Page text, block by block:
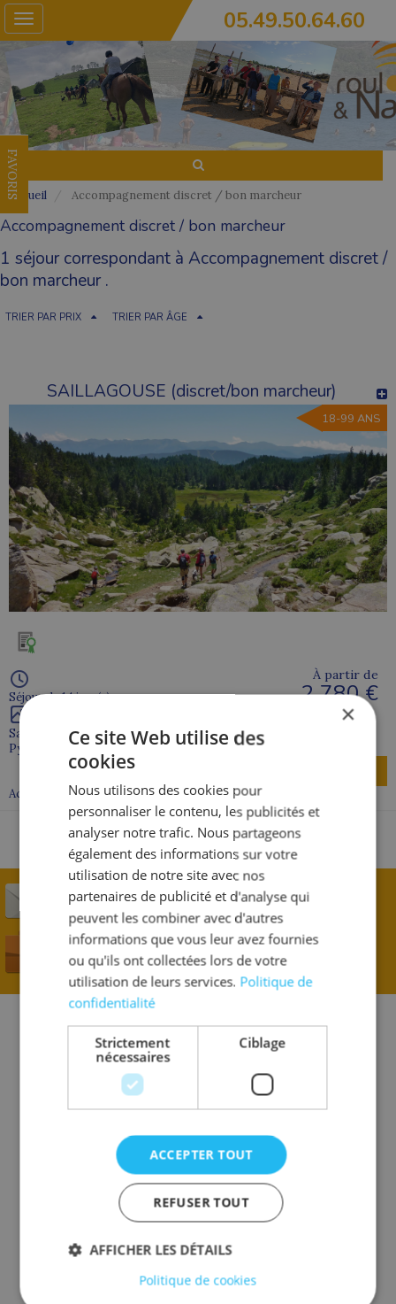
Toggle
navigation
05.49.50.64.60
FAVORIS
Accueil Accompagnement discret / bon marcheur
Accompagnement discret / bon marcheur
1 séjour correspondant à Accompagnement discret /
bon marcheur .
TRIER PAR PRIX TRIER PAR ÂGE
SAILLAGOUSE (discret/bon marcheur)
18-99 ANS
Séjour de 14 jour(s)
Saillagouse
Pyrenees orientales - 66
À partir de
2 780 €
Accompagnement discret / bon marcheur
S'inscrire à la newsletter
Offres d'emplois
Séjours ÉTÉ 2026
×
Ce site Web utilise des
cookies
Nous utilisons des cookies pour
personnaliser le contenu, les publicités et
analyser notre trafic. Nous partageons
également des informations sur votre
utilisation de notre site avec nos
partenaires de publicité et d'analyse qui
peuvent les combiner avec d'autres
informations que vous leur avez fournies
ou qu'ils ont collectées lors de votre
utilisation de leurs services. Politique de
confidentialité
Strictement
nécessaires
Ciblage
ACCEPTER TOUT
REFUSER TOUT
AFFICHER LES DÉTAILS
Politique de cookies